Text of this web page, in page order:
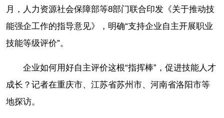
月，人力资源社会保障部等8部门联合印发《关于推动技
能强企工作的指导意见》，明确“支持企业自主开展职业
技能等级评价”。
企业如何用好自主评价这根“指挥棒”，促进技能人才
成长？记者在重庆市、江苏省苏州市、河南省洛阳市等
地探访。